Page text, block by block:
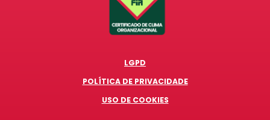
LGPD
POLÍTICA DE PRIVACIDADE
USO DE COOKIES